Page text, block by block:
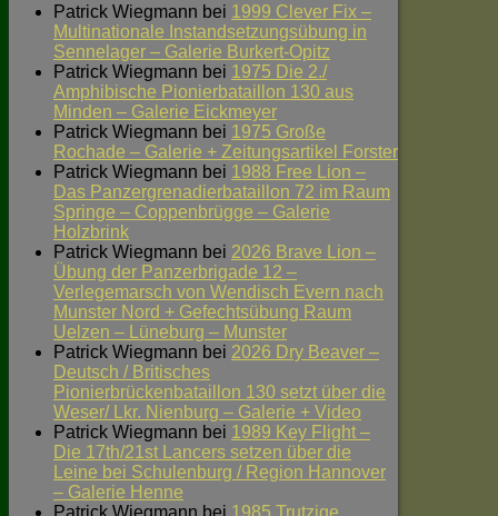
Patrick Wiegmann bei 1999 Clever Fix –
Multinationale Instandsetzungsübung in
Sennelager – Galerie Burkert-Opitz
Patrick Wiegmann bei 1975 Die 2./
Amphibische Pionierbataillon 130 aus
Minden – Galerie Eickmeyer
Patrick Wiegmann bei 1975 Große
Rochade – Galerie + Zeitungsartikel Forster
Patrick Wiegmann bei 1988 Free Lion –
Das Panzergrenadierbataillon 72 im Raum
Springe – Coppenbrügge – Galerie
Holzbrink
Patrick Wiegmann bei 2026 Brave Lion –
Übung der Panzerbrigade 12 –
Verlegemarsch von Wendisch Evern nach
Munster Nord + Gefechtsübung Raum
Uelzen – Lüneburg – Munster
Patrick Wiegmann bei 2026 Dry Beaver –
Deutsch / Britisches
Pionierbrückenbataillon 130 setzt über die
Weser/ Lkr. Nienburg – Galerie + Video
Patrick Wiegmann bei 1989 Key Flight –
Die 17th/21st Lancers setzen über die
Leine bei Schulenburg / Region Hannover
– Galerie Henne
Patrick Wiegmann bei 1985 Trutzige